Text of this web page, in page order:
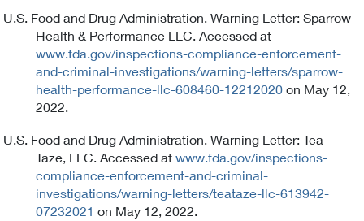
U.S. Food and Drug Administration. Warning Letter: Sparrow
Health & Performance LLC. Accessed at
www.fda.gov/inspections-compliance-enforcement-
and-criminal-investigations/warning-letters/sparrow-
health-performance-llc-608460-12212020 on May 12,
2022.
U.S. Food and Drug Administration. Warning Letter: Tea
Taze, LLC. Accessed at www.fda.gov/inspections-
compliance-enforcement-and-criminal-
investigations/warning-letters/teataze-llc-613942-
07232021 on May 12, 2022.